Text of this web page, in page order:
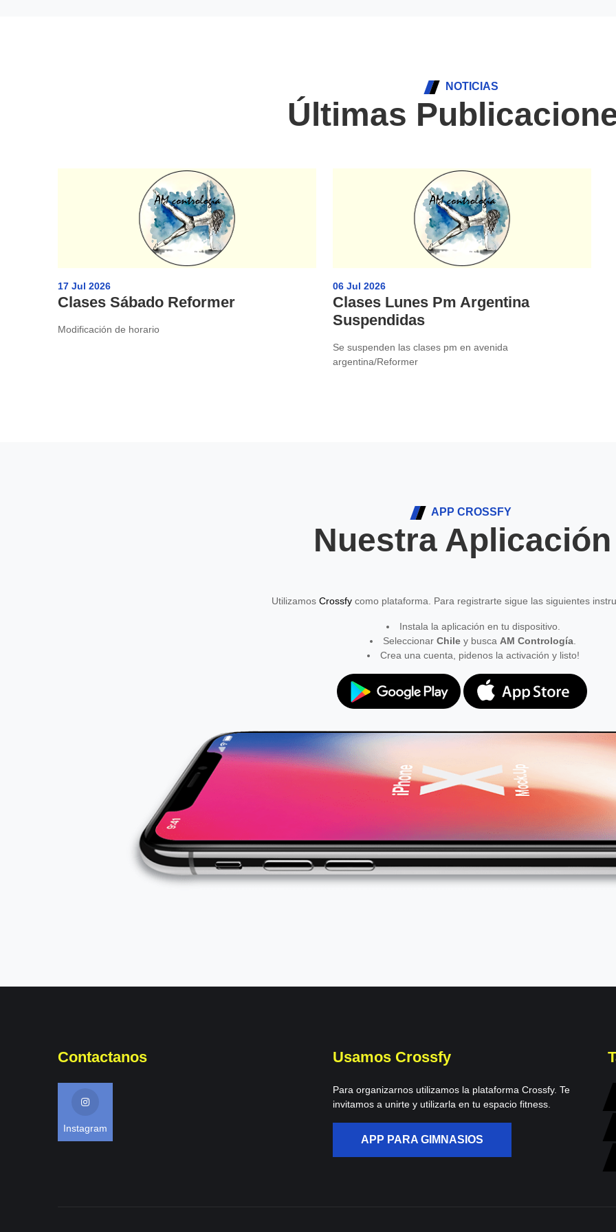
NOTICIAS
Últimas
17 Jul 2026
Clases Sábado Reformer
Modificación de horario
06 Jul 2026
Clases Lunes Pm Argentina
Suspendidas
Se suspenden las clases pm en avenida
argentina/Reformer
APP CROSSFY
Nuestra Aplicación
Utilizamos Crossfy como plataforma. Para registrarte sigue las siguientes
Instala la aplicación en tu dispositivo.
Seleccionar Chile y busca AM Contrología
Crea una cuenta, pidenos la activación y listo!
Contactanos
Instagram
Usamos Crossfy
Para organizarnos utilizamos la plataforma Crossfy. Te
invitamos a unirte y utilizarla en tu espacio fitness.
APP PARA GIMNASIOS